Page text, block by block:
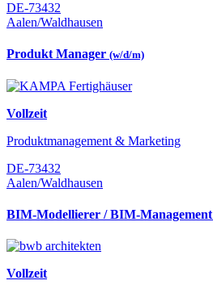
DE-73432
Aalen/Waldhausen
Produkt Manager (w/d/m)
Vollzeit
Produktmanagement & Marketing
DE-73432
Aalen/Waldhausen
BIM-Modellierer / BIM-Management
Vollzeit